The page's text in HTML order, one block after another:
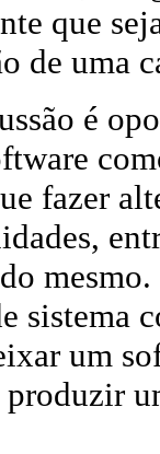
que
de uma
é
fazer
sistema
um